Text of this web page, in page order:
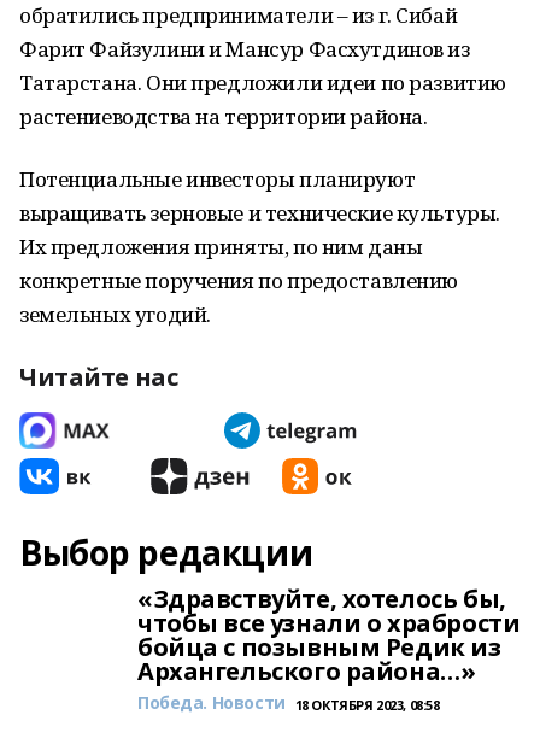
обратились предприниматели – из г. Сибай
Фарит Файзулини и Мансур Фасхутдинов из
Татарстана. Они предложили идеи по развитию
растениеводства на территории района.
Потенциальные инвесторы планируют
выращивать зерновые и технические культуры.
Их предложения приняты, по ним даны
конкретные поручения по предоставлению
земельных угодий.
Читайте нас
Выбор редакции
«Здравствуйте, хотелось бы,
чтобы все узнали о храбрости
бойца с позывным Редик из
Архангельского района…»
Победа. Новости 18 ОКТЯБРЯ 2023, 08:58